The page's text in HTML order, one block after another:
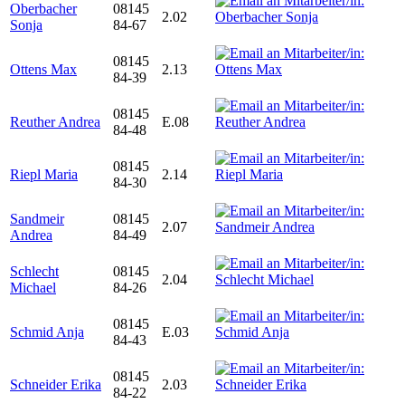
Oberbacher
Sonja
08145
84-67
2.02
Ottens Max
08145
84-39
2.13
Reuther Andrea
08145
84-48
E.08
Riepl Maria
08145
84-30
2.14
Sandmeir
Andrea
08145
84-49
2.07
Schlecht
Michael
08145
84-26
2.04
Schmid Anja
08145
84-43
E.03
Schneider Erika
08145
84-22
2.03